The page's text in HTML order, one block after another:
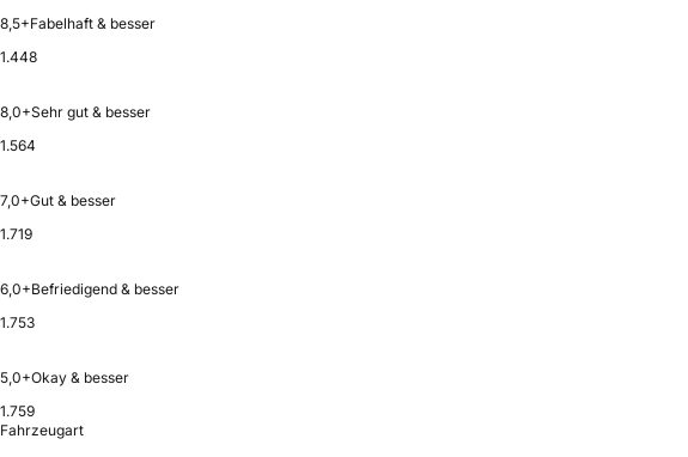
8,5+Fabelhaft & besser
1.448
8,0+Sehr gut & besser
1.564
7,0+Gut & besser
1.719
6,0+Befriedigend & besser
1.753
5,0+Okay & besser
1.759
Fahrzeugart